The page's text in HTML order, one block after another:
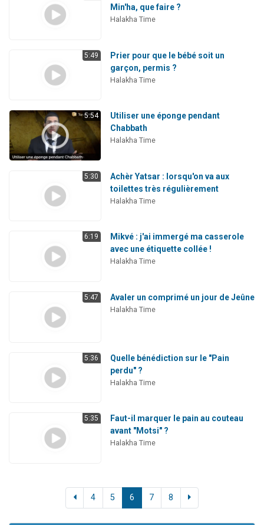
Min'ha, que faire ?
Halakha Time
5:49
Prier pour que le bébé soit un
garçon, permis ?
Halakha Time
5:54
Utiliser une éponge pendant
Chabbath
Halakha Time
5:30
Achèr Yatsar : lorsqu'on va aux
toilettes très régulièrement
Halakha Time
6:19
Mikvé : j'ai immergé ma casserole
avec une étiquette collée !
Halakha Time
5:47 Avaler un comprimé un jour de Jeûne
Halakha Time
5:36
Quelle bénédiction sur le "Pain
perdu" ?
Halakha Time
5:35
Faut-il marquer le pain au couteau
avant "Motsi" ?
Halakha Time
4 5 6 7 8